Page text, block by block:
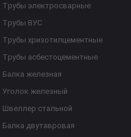
Трубы электросварные
Трубы ВУС
Трубы хризотилцементные
Трубы асбестоцементные
Балка железная
Уголок железный
Швеллер стальной
Балка двутавровая